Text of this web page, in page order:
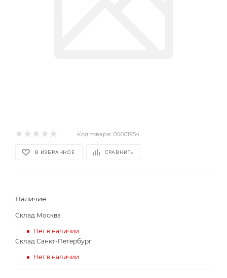
Код товара: 00001954
В ИЗБРАННОЕ СРАВНИТЬ
Наличие
Склад Москва
Нет в наличии
Склад Санкт-Петербург
Нет в наличии